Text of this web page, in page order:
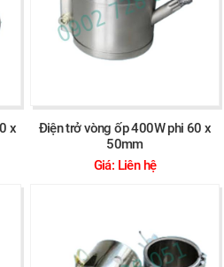
x
Điện trở vòng ốp 400W phi 60 x
50mm
Giá: Liên hệ